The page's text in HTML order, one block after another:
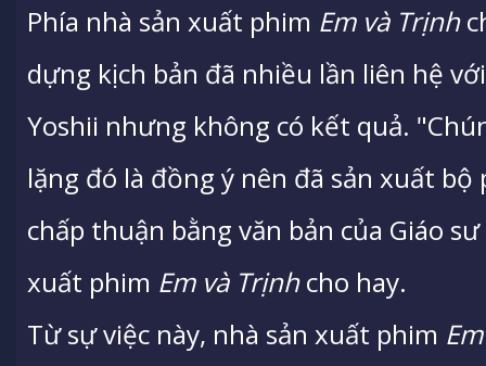
Phía nhà sản xuất phim Em và Trịnh
dựng kịch bản đã nhiều lần liên hệ
Yoshii nhưng không có kết quả.
lặng đó là đồng ý nên đã sản xuất
chấp thuận bằng văn bản của Giáo
xuất phim Em và Trịnhcho hay.
Từ sự việc này, nhà sản xuất phim